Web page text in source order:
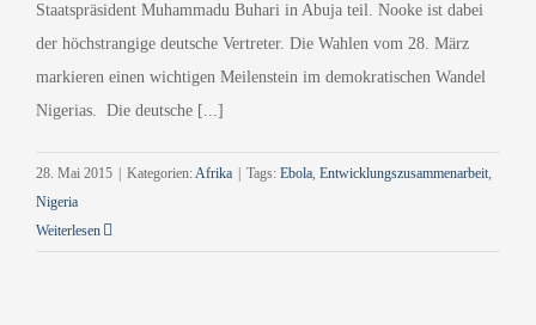
Staatspräsident Muhammadu Buhari in Abuja teil. Nooke ist dabei
der höchstrangige deutsche Vertreter. Die Wahlen vom 28. März
markieren einen wichtigen Meilenstein im demokratischen Wandel
Nigerias. Die deutsche [...]
28. Mai 2015 Kategorien:Afrika Tags: Ebola, Entwicklungszusammenarbeit,
Nigeria
Weiterlesen